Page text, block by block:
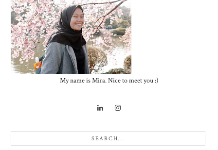
My name is Mira. Nice to meet you :)